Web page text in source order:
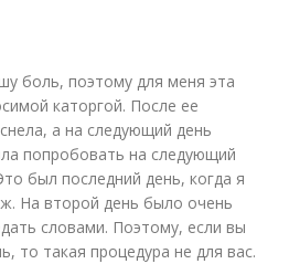
боль, поэтому для меня эта
каторгой. После ее
а на следующий день
попробовать на следующий
был последний день, когда я
На второй день было очень
словами. Поэтому, если вы
то такая процедура не для вас.